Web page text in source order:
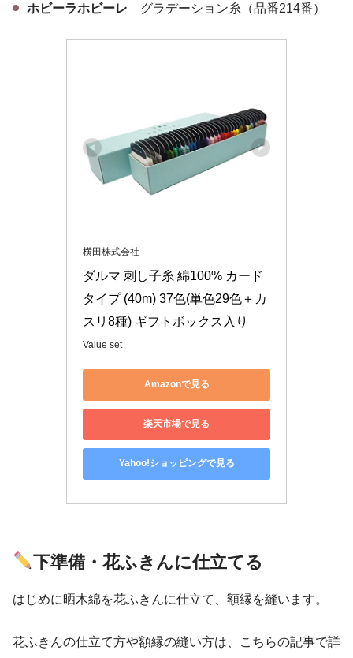
ホビーラホビーレ グラデーション糸（品番214番）
横田株式会社
ダルマ 刺し子糸 綿100% カード
タイプ (40m) 37色(単色29色＋カ
スリ8種) ギフトボックス入り
Value set
Amazonで見る
楽天市場で見る
Yahoo!ショッピングで見る
下準備・花ふきんに仕立てる
はじめに晒木綿を花ふきんに仕立て、額縁を縫います。
花ふきんの仕立て方や額縁の縫い方は、こちらの記事で詳